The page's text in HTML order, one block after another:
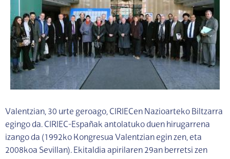
Valentzian, 30 urte geroago, CIRIECen Nazioarteko Biltzarra
egingo da. CIRIEC-Españak antolatuko duen hirugarrena
izango da (1992ko Kongresua Valentzian egin zen, eta
2008koa Sevillan). Ekitaldia apirilaren 29an berretsi zen